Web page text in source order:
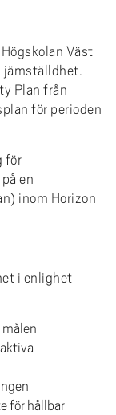
Väst
jämställdhet.
Plan från
för perioden
för
en
inom Horizon
i enlighet
för hållbar